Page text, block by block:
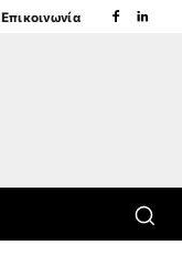
Επικοινωνία